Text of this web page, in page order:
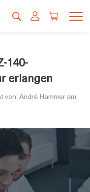
140-
erlangen
von: André Hammer am